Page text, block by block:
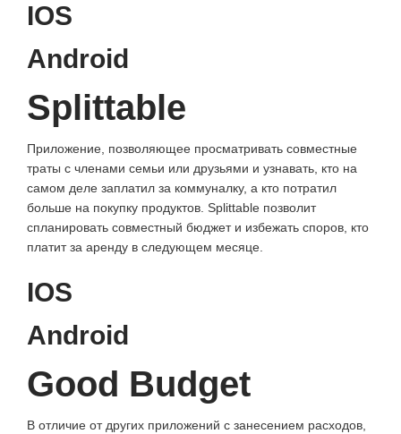
IOS
Android
Splittable
Приложение, позволяющее просматривать совместные
траты с членами семьи или друзьями и узнавать, кто на
самом деле заплатил за коммуналку, а кто потратил
больше на покупку продуктов. Splittable позволит
спланировать совместный бюджет и избежать споров, кто
платит за аренду в следующем месяце.
IOS
Android
Good Budget
В отличие от других приложений с занесением расходов,